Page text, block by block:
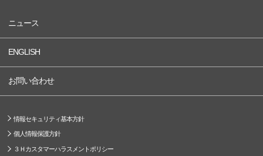
ニュース
ENGLISH
お問い合わせ
情報セキュリティ基本方針
個人情報保護方針
３Ｈカスタマーハラスメントポリシー